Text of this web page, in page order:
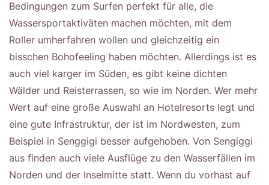
Bedingungen zum Surfen perfekt für alle, die
Wassersportaktiväten machen möchten, mit dem
Roller umherfahren wollen und gleichzeitig ein
bisschen Bohofeeling haben möchten. Allerdings ist es
auch viel karger im Süden, es gibt keine dichten
Wälder und Reisterrassen, so wie im Norden. Wer mehr
Wert auf eine große Auswahl an Hotelresorts legt und
eine gute Infrastruktur, der ist im Nordwesten, zum
Beispiel in Senggigi besser aufgehoben. Von Sengiggi
aus finden auch viele Ausflüge zu den Wasserfällen im
Norden und der Inselmitte statt. Wenn du vorhast auf